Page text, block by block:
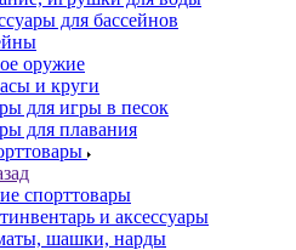
для бассейнов
оружие
и круги
для игры в песок
для плавания
спорттовары
и аксессуары
шашки, нарды